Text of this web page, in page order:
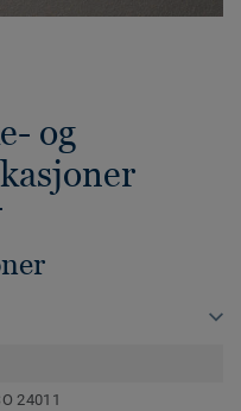
og
24011